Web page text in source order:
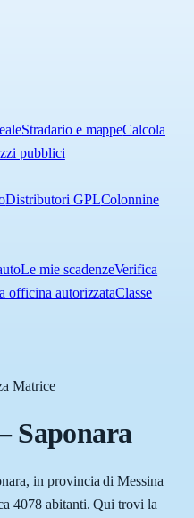
Stradario e mappeCalcola
pubblici
Distributori GPLColonnine
Le mie scadenzeVerifica
officina autorizzataClasse
Matrice
Saponara
in provincia di Messina
4078 abitanti. Qui trovi la